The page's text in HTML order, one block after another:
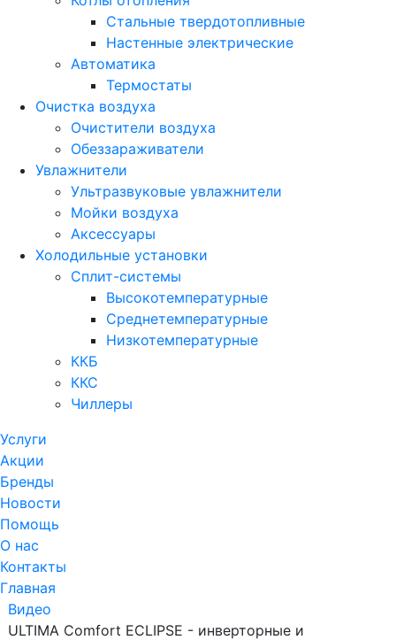
Стальные твердотопливные
Настенные электрические
Автоматика
Термостаты
Очистка воздуха
Очистители воздуха
Обеззараживатели
Увлажнители
Ультразвуковые увлажнители
Мойки воздуха
Аксессуары
Холодильные установки
Сплит-системы
Высокотемпературные
Среднетемпературные
Низкотемпературные
ККБ
ККС
Чиллеры
Услуги
Акции
Бренды
Новости
Помощь
О нас
Контакты
Главная
Видео
ULTIMA Comfort ECLIPSE - инверторные и